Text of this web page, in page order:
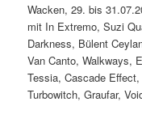
Wacken, 29. bis
mit In Extremo, Suzi
Darkness, Bülent
Van Canto, Walkways,
Tessia, Cascade
Turbowitch, Graufar,